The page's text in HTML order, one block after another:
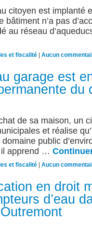
citoyen est implanté
n’a pas
au réseau
et fiscalité Aucun
garage est
du
de sa maison, un
et réalise
public
il apprend …
et fiscalité Aucun
en droit
d’eau